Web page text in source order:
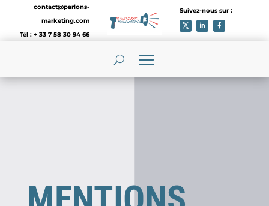
contact@parlons-
marketing.com
Tél : + 33 7 58 30 94 66
Suivez-nous sur :